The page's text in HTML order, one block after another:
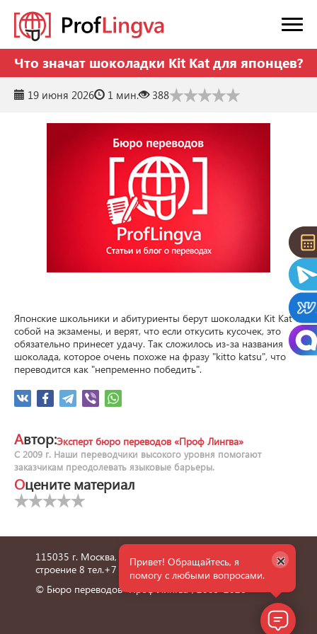
Что значат шоколадки Kit Kat для японцев?
19 июня 2026 1 мин. 388
Японские школьники и абитуриенты берут шоколадки Kit Kat с
собой на экзамены, и верят, что если откусить кусочек, это
обязательно принесет удачу. Так сложилось из-за названия
шоколада, которое очень похоже на фразу "kitto katsu", что
переводится как "непременно победить".
Автор:Эксперт бюро переводов «Проф Лингва»
С 2009 г. Наши переводчики высокого уровня помогают
заказчикам преодолевать языковые барьеры.
Оцените материал
115035 г. Москва, улица Пятницкая, дом 6/1,
строение 8 тел.+7 495 660 36 24
© Бюро переводов "Проф Лингва", 2009-2026
Привет! Обращайтесь, я
помогу с любыми вопросами.
×